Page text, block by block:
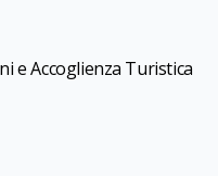
e Accoglienza Turistica